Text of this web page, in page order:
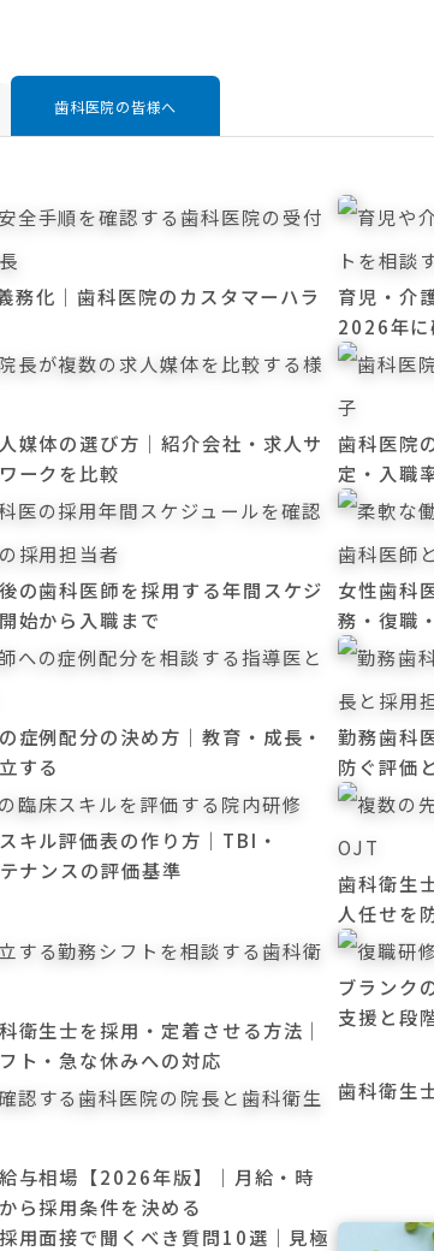
歯科医院の皆様へ
務化｜歯科医院のカスタマーハラ
育児・介
2026年に
媒体の選び方｜紹介会社・求人サ
ークを比較
歯科医院
定・入職
の歯科医師を採用する年間スケジ
始から入職まで
女性歯科
務・復職
症例配分の決め方｜教育・成長・
する
勤務歯科
防ぐ評価
キル評価表の作り方｜TBI・
ナンスの評価基準
歯科衛生
人任せを
衛生士を採用・定着させる方法｜
ト・急な休みへの対応
ブランク
支援と段
与相場【2026年版】｜月給・時
ら採用条件を決める
歯科衛生
用面接で聞くべき質問10選｜見極